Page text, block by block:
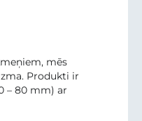
mēs
Produkti ir
– 80 mm) ar